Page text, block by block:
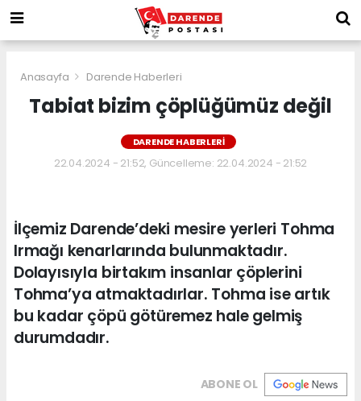
Anasayfa Darende Haberleri
Tabiat bizim çöplüğümüz değil
DARENDE HABERLERI
22.04.2024 - 21:52, Güncelleme: 22.04.2024 - 21:52
İlçemiz Darende’deki mesire yerleri Tohma
Irmağı kenarlarında bulunmaktadır.
Dolayısıyla birtakım insanlar çöplerini
Tohma’ya atmaktadırlar. Tohma ise artık
bu kadar çöpü götüremez hale gelmiş
durumdadır.
ABONE OL